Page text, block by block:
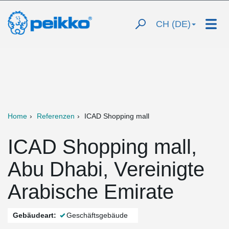
CH (DE)
Home Referenzen ICAD Shopping mall
ICAD Shopping mall,
Abu Dhabi, Vereinigte
Arabische Emirate
Gebäudeart: Geschäftsgebäude